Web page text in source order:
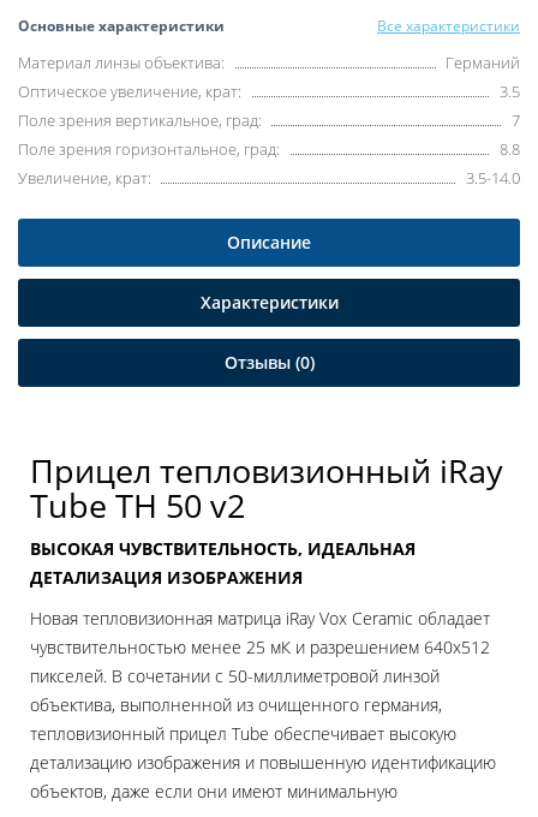
Основные характеристики Все характеристики
Материал линзы объектива:
Германий
Оптическое увеличение, крат:
3.5
Поле зрения вертикальное, град:
7
Поле зрения горизонтальное, град:
8.8
Увеличение, крат:
3.5-14.0
Описание
Характеристики
Отзывы (0)
Прицел тепловизионный iRay
Tube TH 50 v2
ВЫСОКАЯ ЧУВСТВИТЕЛЬНОСТЬ, ИДЕАЛЬНАЯ
ДЕТАЛИЗАЦИЯ ИЗОБРАЖЕНИЯ
Новая тепловизионная матрица iRay Vox Ceramic обладает
чувствительностью менее 25 мК и разрешением 640x512
пикселей. В сочетании с 50-миллиметровой линзой
объектива, выполненной из очищенного германия,
тепловизионный прицел Tube обеспечивает высокую
детализацию изображения и повышенную идентификацию
объектов, даже если они имеют минимальную